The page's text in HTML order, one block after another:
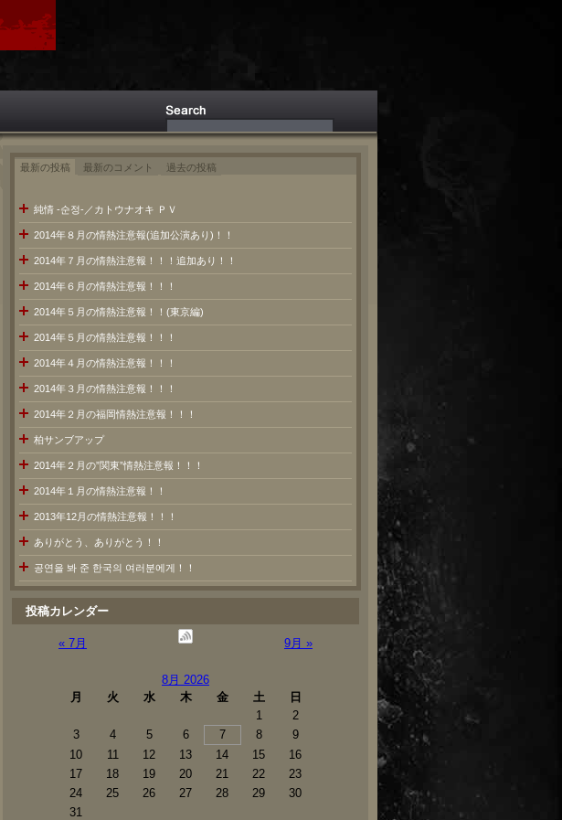
最新の投稿 最新のコメント 過去の投稿
純情 -순정-／カトウナオキ ＰＶ
2014年８月の情熱注意報(追加公演あり)！！
2014年７月の情熱注意報！！！追加あり！！
2014年６月の情熱注意報！！！
2014年５月の情熱注意報！！(東京編)
2014年５月の情熱注意報！！！
2014年４月の情熱注意報！！！
2014年３月の情熱注意報！！！
2014年２月の福岡情熱注意報！！！
柏サンブアップ
2014年２月の”関東”情熱注意報！！！
2014年１月の情熱注意報！！
2013年12月の情熱注意報！！！
ありがとう、ありがとう！！
공연을 봐 준 한국의 여러분에게！！
投稿カレンダー
« 7月 9月 »
8月 2026
月
火 水 木 金 土
日
1
2
3
4 5 6 7 8
9
10
11 12 13 14 15
16
17
18 19 20 21 22
23
24
25 26 27 28 29
30
31